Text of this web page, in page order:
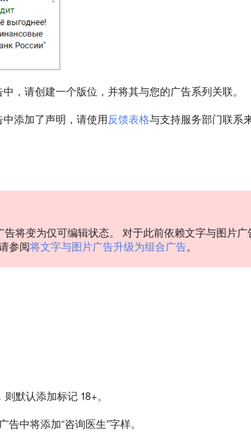
，请创建一个版位，并将其与您的广告系列关联。
添加了声明，请使用反馈表格与支持服务部门联系
将变为仅可编辑状态。 对于此前依赖文字与图片广
参阅将文字与图片广告升级为组合广告。
默认添加标记 18+。
中将添加“咨询医生”字样。